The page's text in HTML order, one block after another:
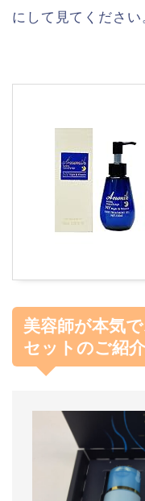
にして見てください
美容師が本気
セットのご紹介